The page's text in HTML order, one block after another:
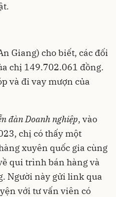
Giang) cho biết, các đối
chị 149.702.061 đồng.
và đi vay mượn của
đàn Doanh nghiệp, vào
chị có thấy một
xuyên quốc gia cùng
qui trình bán hàng và
Người này gửi link qua
với tư vấn viên có